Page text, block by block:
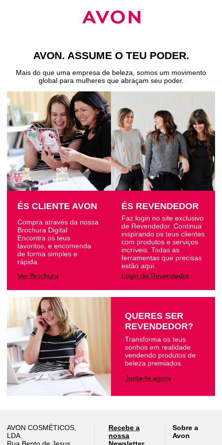
AVON. ASSUME O TEU PODER.
Mais do que uma empresa de beleza, somos um movimento
global para mulheres que abraçam seu poder.
ÉS CLIENTE AVON
Compra através da nossa
Brochura Digital
Encontra os teus
favoritos, e encomenda
de forma simples e
rápida.
Ver Brochura
ÉS REVENDEDOR
Faz login no site exclusivo
de Revendedor. Continua
inspirando os teus clientes
com produtos e serviços
incríveis. Todas as
ferramentas que precisas
estão aqui.
Login de Revendedor
QUERES SER
REVENDEDOR?
Transforma os teus
sonhos em realidade
vendendo produtos de
beleza premiados.
Junta-te agora
AVON COSMÉTICOS,
LDA.
Recebe a
nossa
Sobre a
Avon